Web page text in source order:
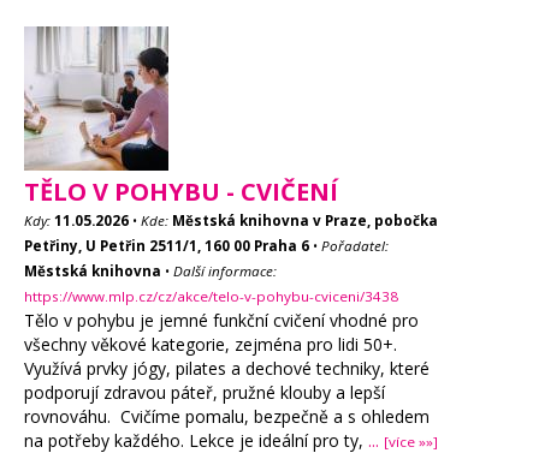
TĚLO V POHYBU - CVIČENÍ
Kdy: 11.05.2026 • Kde: Městská knihovna v Praze, pobočka
Petřiny, U Petřin 2511/1, 160 00 Praha 6 • Pořadatel:
Městská knihovna • Další informace:
https://www.mlp.cz/cz/akce/telo-v-pohybu-cviceni/3438
Tělo v pohybu je jemné funkční cvičení vhodné pro
všechny věkové kategorie, zejména pro lidi 50+.
Využívá prvky jógy, pilates a dechové techniky, které
podporují zdravou páteř, pružné klouby a lepší
rovnováhu. Cvičíme pomalu, bezpečně a s ohledem
na potřeby každého. Lekce je ideální pro ty, ... [více »»]